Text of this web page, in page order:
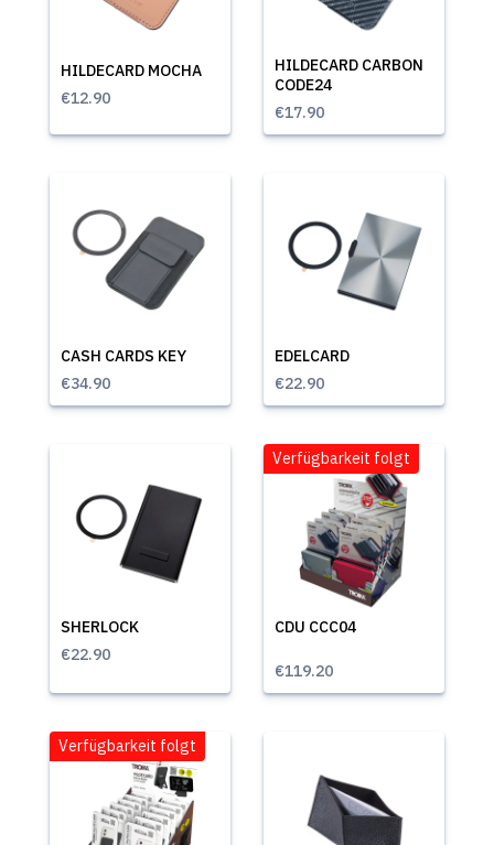
HILDECARD MOCHA
€12.90
HILDECARD CARBON
CODE24
€17.90
CASH CARDS KEY
€34.90
EDELCARD
€22.90
SHERLOCK
€22.90
CDU CCC04
Verfügbarkeit folgt
€119.20
Verfügbarkeit folgt